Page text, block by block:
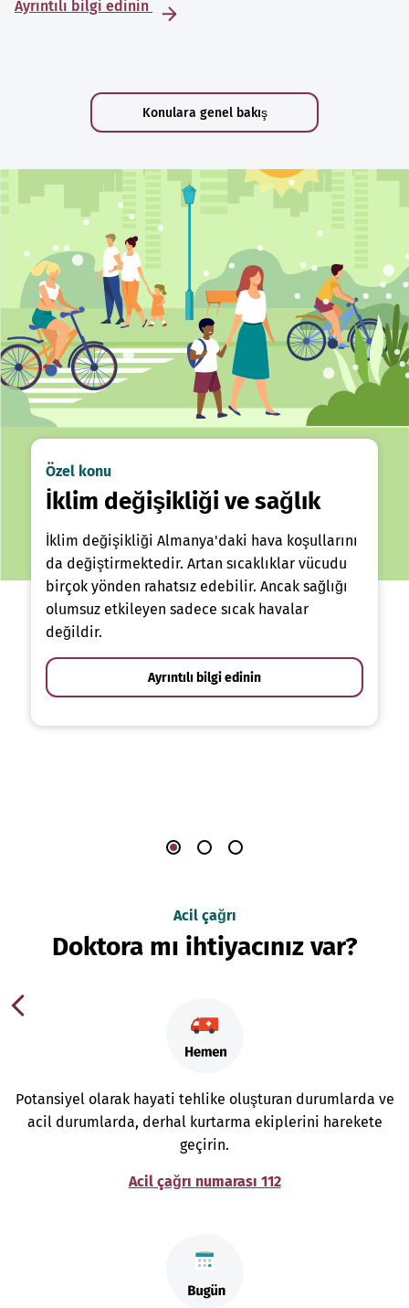
Ayrıntılı bilgi edinin
Konulara genel bakış
Özel konu
İklim değişikliği ve sağlık
İklim değişikliği Almanya'daki hava koşullarını
da değiştirmektedir. Artan sıcaklıklar vücudu
birçok yönden rahatsız edebilir. Ancak sağlığı
olumsuz etkileyen sadece sıcak havalar
değildir.
Ayrıntılı bilgi edinin
Acil çağrı
Doktora mı ihtiyacınız var?
Potansiyel olarak hayati tehlike oluşturan durumlarda ve
acil durumlarda, derhal kurtarma ekiplerini harekete
geçirin.
Acil çağrı numarası 112